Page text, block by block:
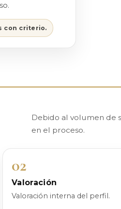
con criterio.
Debido al volumen de
en el proceso.
02
Valoración
Valoración interna del perfil.